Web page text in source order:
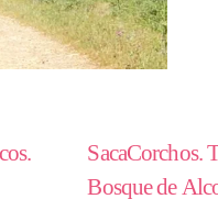
SacaCorchos.
Bosque de